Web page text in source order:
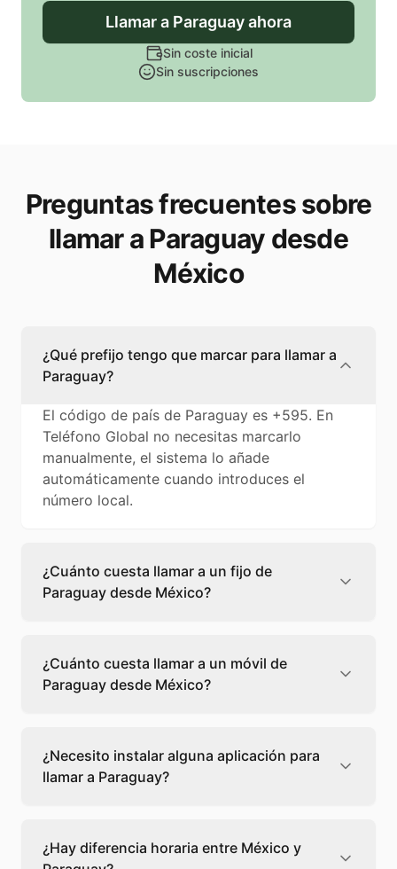
Llamara Paraguayahora
Sin coste inicial
Sin suscripciones
Preguntas frecuentes sobre
llamar a Paraguay desde
México
¿Qué prefijo tengo que marcar para llamar a
Paraguay?
El código de país de Paraguay es +595. En
Teléfono Global no necesitas marcarlo
manualmente, el sistema lo añade
automáticamente cuando introduces el
número local.
¿Cuánto cuesta llamar a un fijo de
Paraguay desde México?
cuesta 0,54 €/min con Teléfono Global. Verás
el precio exacto antes de marcar para que
sepas qué vas a gastar.
¿Cuánto cuesta llamar a un móvil de
Paraguay desde México?
cuesta 0,55 €/min con Teléfono Global. Pagas
solo los minutos que hablas, sin cuotas ni
permanencia.
¿Necesito instalar alguna aplicación para
llamar a Paraguay?
desde tu navegador web. Solo necesitas una
conexión a internet y podrás llamar
¿Hay diferencia horaria entre México y